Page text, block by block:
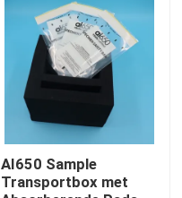
AI650 Sample
Transportbox met